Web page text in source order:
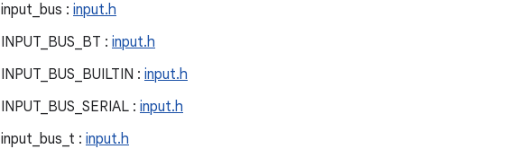
input_bus : input.h
INPUT_BUS_BT : input.h
INPUT_BUS_BUILTIN : input.h
INPUT_BUS_SERIAL : input.h
input_bus_t : input.h